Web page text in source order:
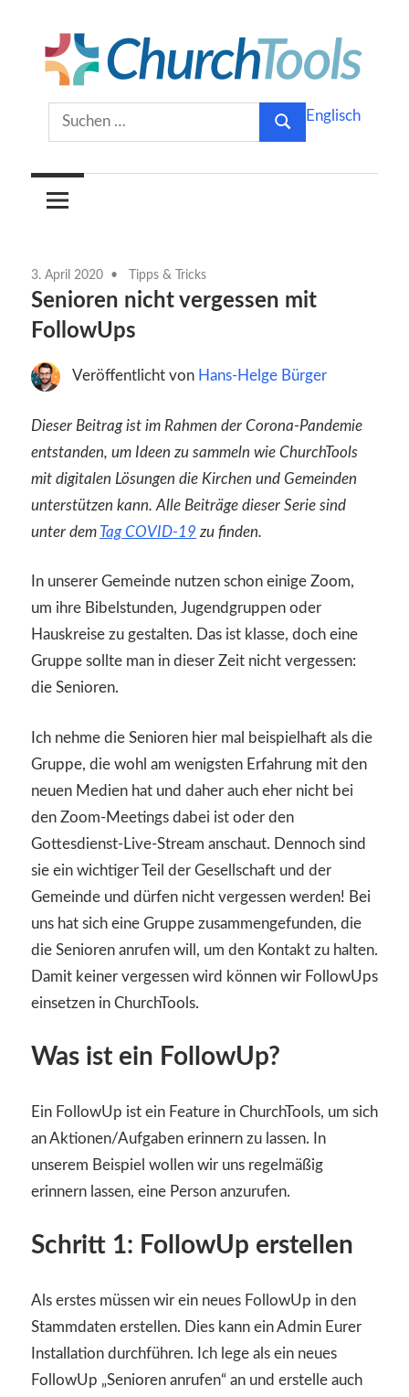
Inhalt
springen
ChurchTools
Blog
(Deutsch)
KircheSuchen
nach:
Suchen
Englisch
3. April 2020 Tipps & Tricks
Senioren nicht vergessen mit
FollowUps
Veröffentlicht von Hans-Helge Bürger
Dieser Beitrag ist im Rahmen der Corona-Pandemie
entstanden, um Ideen zu sammeln wie ChurchTools
mit digitalen Lösungen die Kirchen und Gemeinden
unterstützen kann. Alle Beiträge dieser Serie sind
unter dem Tag COVID-19 zu finden.
In unserer Gemeinde nutzen schon einige Zoom,
um ihre Bibelstunden, Jugendgruppen oder
Hauskreise zu gestalten. Das ist klasse, doch eine
Gruppe sollte man in dieser Zeit nicht vergessen:
die Senioren.
Ich nehme die Senioren hier mal beispielhaft als die
Gruppe, die wohl am wenigsten Erfahrung mit den
neuen Medien hat und daher auch eher nicht bei
den Zoom-Meetings dabei ist oder den
Gottesdienst-Live-Stream anschaut. Dennoch sind
sie ein wichtiger Teil der Gesellschaft und der
Gemeinde und dürfen nicht vergessen werden! Bei
uns hat sich eine Gruppe zusammengefunden, die
die Senioren anrufen will, um den Kontakt zu halten.
Damit keiner vergessen wird können wir FollowUps
einsetzen in ChurchTools.
Was ist ein FollowUp?
Ein FollowUp ist ein Feature in ChurchTools, um sich
an Aktionen/Aufgaben erinnern zu lassen. In
unserem Beispiel wollen wir uns regelmäßig
erinnern lassen, eine Person anzurufen.
Schritt 1: FollowUp erstellen
Als erstes müssen wir ein neues FollowUp in den
Stammdaten erstellen. Dies kann ein Admin Eurer
Installation durchführen. Ich lege als ein neues
FollowUp „Senioren anrufen“ an und erstelle auch